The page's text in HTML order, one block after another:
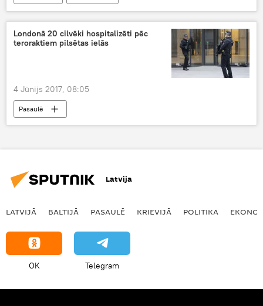
Londonā 20 cilvēki hospitalizēti pēc
teroraktiem pilsētas ielās
4 Jūnijs 2017, 08:05
Pasaulē
Latvija
LATVIJĀ BALTIJĀ PASAULĒ KRIEVIJĀ POLITIKA
OK Telegram